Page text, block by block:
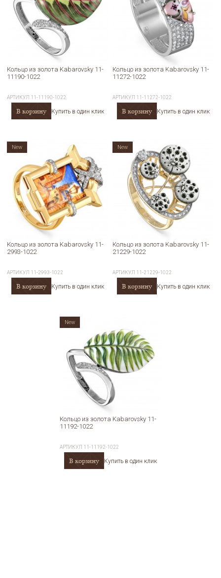
Кольцо из золота Kabarovsky 11-
11190-1022
АРТИКУЛ 11-11190-1022
В корзину Купить в один клик
Кольцо из золота Kabarovsky 11-
11272-1022
АРТИКУЛ 11-11272-1022
В корзину Купить в один клик
Кольцо из золота Kabarovsky 11-
2993-1022
АРТИКУЛ 11-2993-1022
В корзину Купить в один клик
New
Кольцо из золота Kabarovsky 11-
21229-1022
АРТИКУЛ 11-21229-1022
В корзину Купить в один клик
New
Кольцо из золота Kabarovsky 11-
11192-1022
АРТИКУЛ 11-11192-1022
В корзину Купить в один клик
New